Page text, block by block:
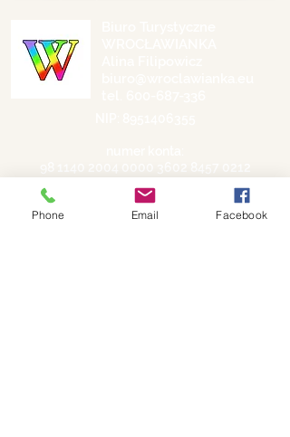
2018-2026
by Wrocławianka
Phone Email Facebook